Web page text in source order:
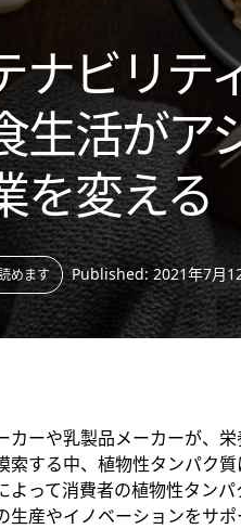
ナビリテ
生活がア
を変える
めます Published: 2021年7月
カーや乳製品メーカーが、
索する中、植物性タンパク
よって消費者の植物性タン
生産やイノベーションをサ